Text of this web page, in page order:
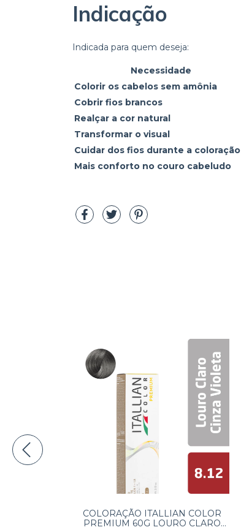
Indicação
Indicada para quem deseja:
Necessidade
Colorir os cabelos sem amônia
Cobrir fios brancos
Realçar a cor natural
Transformar o visual
Cuidar dos fios durante a coloração
Mais conforto no couro cabeludo
COLORAÇÃO ITALLIAN COLOR
PREMIUM 60G LOURO CLARO